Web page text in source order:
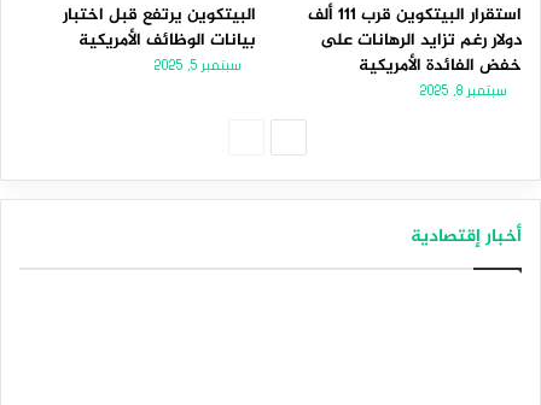
استقرار البيتكوين قرب 111 ألف
دولار رغم تزايد الرهانات على
خفض الفائدة الأمريكية
سبتمبر 8, 2025
البيتكوين يرتفع قبل اختبار
بيانات الوظائف الأمريكية
سبتمبر 5, 2025
أخبار إقتصادية